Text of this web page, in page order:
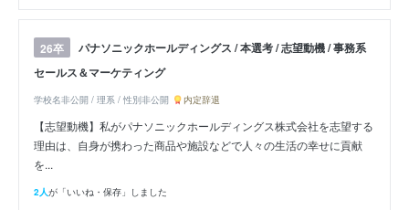
26卒
パナソニックホールディングス / 本選考 / 志望動機 / 事務系
セールス＆マーケティング
学校名非公開 / 理系 / 性別非公開 内定辞退
【志望動機】私がパナソニックホールディングス株式会社を志望する
理由は、自身が携わった商品や施設などで人々の生活の幸せに貢献
を...
2人が「いいね・保存」しました